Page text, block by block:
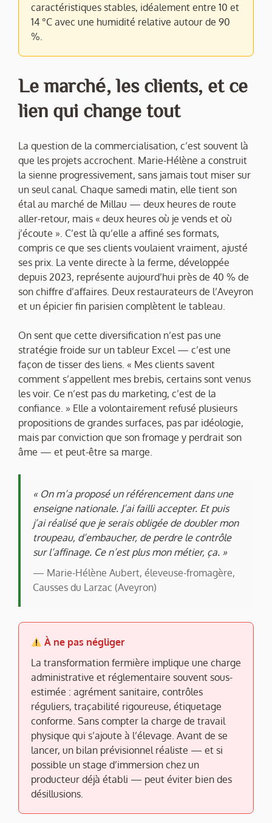
caractéristiques stables, idéalement entre 10 et
14 °C avec une humidité relative autour de 90
%.
Le marché, les clients, et ce
lien qui change tout
La question de la commercialisation, c’est souvent là
que les projets accrochent. Marie-Hélène a construit
la sienne progressivement, sans jamais tout miser sur
un seul canal. Chaque samedi matin, elle tient son
étal au marché de Millau — deux heures de route
aller-retour, mais « deux heures où je vends et où
j’écoute ». C’est là qu’elle a affiné ses formats,
compris ce que ses clients voulaient vraiment, ajusté
ses prix. La vente directe à la ferme, développée
depuis 2023, représente aujourd’hui près de 40 % de
son chiffre d’affaires. Deux restaurateurs de l’Aveyron
et un épicier fin parisien complètent le tableau.
On sent que cette diversification n’est pas une
stratégie froide sur un tableur Excel — c’est une
façon de tisser des liens. « Mes clients savent
comment s’appellent mes brebis, certains sont venus
les voir. Ce n’est pas du marketing, c’est de la
confiance. » Elle a volontairement refusé plusieurs
propositions de grandes surfaces, pas par idéologie,
mais par conviction que son fromage y perdrait son
âme — et peut-être sa marge.
« On m’a proposé un référencement dans une
enseigne nationale. J’ai failli accepter. Et puis
j’ai réalisé que je serais obligée de doubler mon
troupeau, d’embaucher, de perdre le contrôle
sur l’affinage. Ce n’est plus mon métier, ça. »
— Marie-Hélène Aubert, éleveuse-fromagère,
Causses du Larzac (Aveyron)
À ne pas négliger
La transformation fermière implique une charge
administrative et réglementaire souvent sous-
estimée : agrément sanitaire, contrôles
réguliers, traçabilité rigoureuse, étiquetage
conforme. Sans compter la charge de travail
physique qui s’ajoute à l’élevage. Avant de se
lancer, un bilan prévisionnel réaliste — et si
possible un stage d’immersion chez un
producteur déjà établi — peut éviter bien des
désillusions.